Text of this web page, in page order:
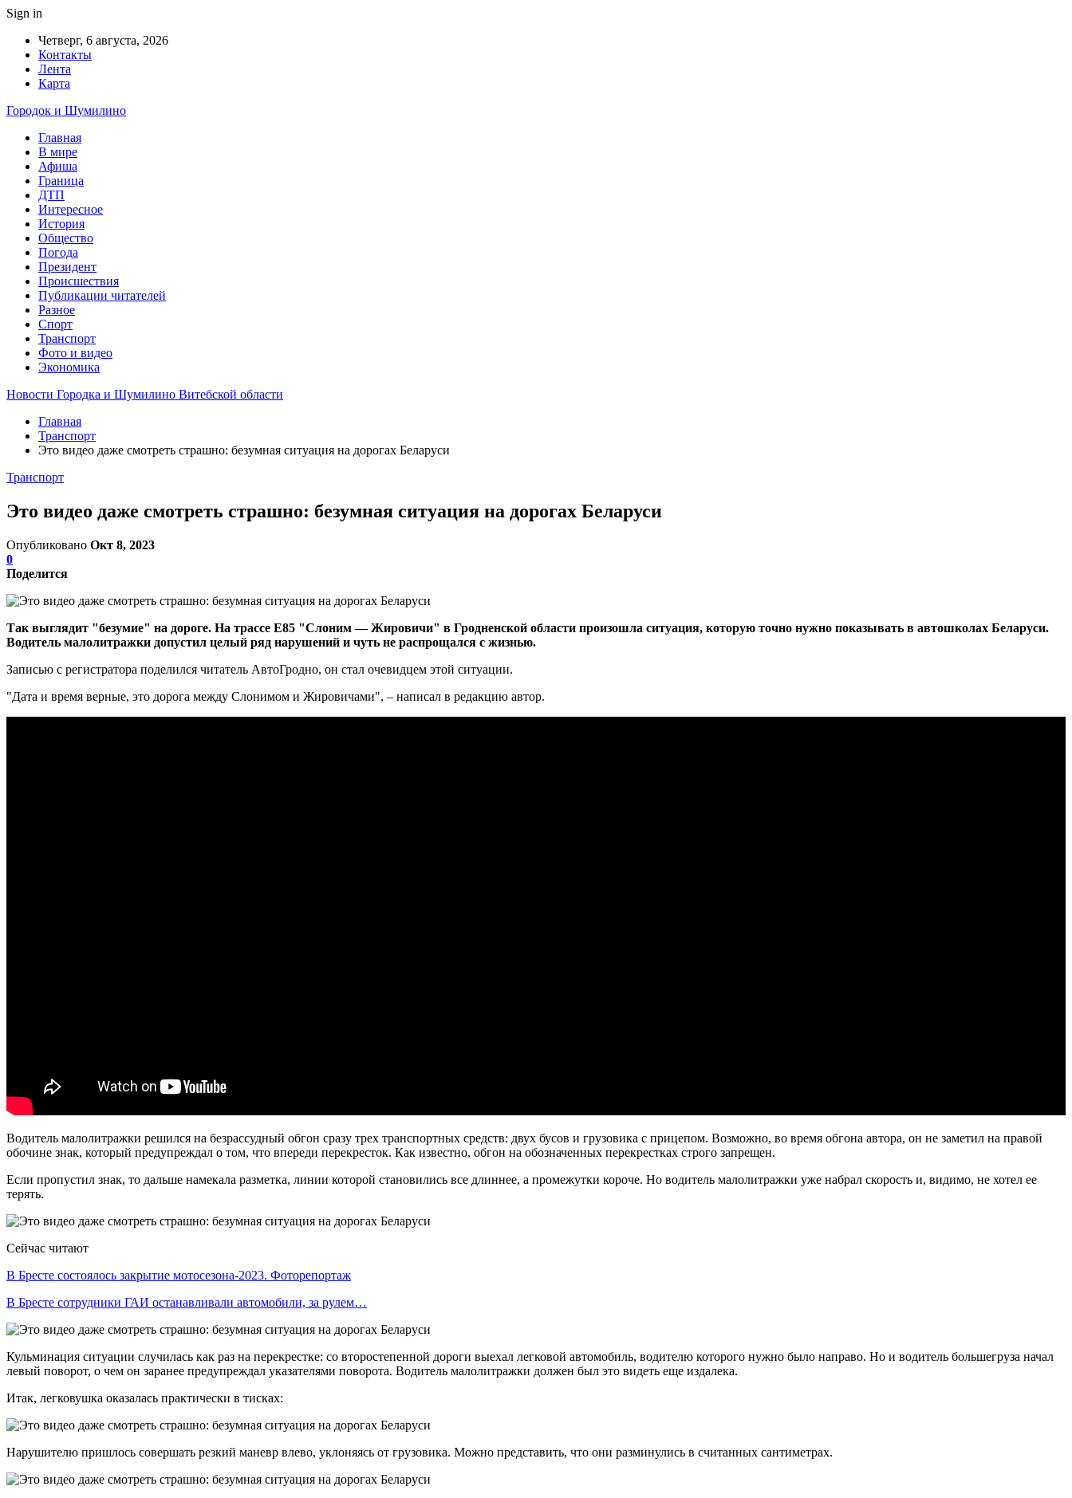
Sign in
Четверг, 6 августа, 2026
Контакты
Лента
Карта
Городок и Шумилино
Главная
В мире
Афиша
Граница
ДТП
Интересное
История
Общество
Погода
Президент
Происшествия
Публикации читателей
Разное
Спорт
Транспорт
Фото и видео
Экономика
Новости Городка и Шумилино Витебской области
Главная
Транспорт
Это видео даже смотреть страшно: безумная ситуация на дорогах Беларуси
Транспорт
Это видео даже смотреть страшно: безумная ситуация на дорогах Беларуси
Опубликовано Окт 8, 2023
0
Поделится
Так выглядит "безумие" на дороге. На трассе E85 "Слоним — Жировичи" в Гродненской области произошла ситуация, которую точно нужно показывать в автошколах Беларуси.
Водитель малолитражки допустил целый ряд нарушений и чуть не распрощался с жизнью.
Записью с регистратора поделился читатель АвтоГродно, он стал очевидцем этой ситуации.
"Дата и время верные, это дорога между Слонимом и Жировичами", – написал в редакцию автор.
Водитель малолитражки решился на безрассудный обгон сразу трех транспортных средств: двух бусов и грузовика с прицепом. Возможно, во время обгона автора, он не заметил на правой
обочине знак, который предупреждал о том, что впереди перекресток. Как известно, обгон на обозначенных перекрестках строго запрещен.
Если пропустил знак, то дальше намекала разметка, линии которой становились все длиннее, а промежутки короче. Но водитель малолитражки уже набрал скорость и, видимо, не хотел ее
терять.
Сейчас читают
В Бресте состоялось закрытие мотосезона-2023. Фоторепортаж
В Бресте сотрудники ГАИ останавливали автомобили, за рулем…
Кульминация ситуации случилась как раз на перекрестке: со второстепенной дороги выехал легковой автомобиль, водителю которого нужно было направо. Но и водитель большегруза начал
левый поворот, о чем он заранее предупреждал указателями поворота. Водитель малолитражки должен был это видеть еще издалека.
Итак, легковушка оказалась практически в тисках:
Нарушителю пришлось совершать резкий маневр влево, уклоняясь от грузовика. Можно представить, что они разминулись в считанных сантиметрах.